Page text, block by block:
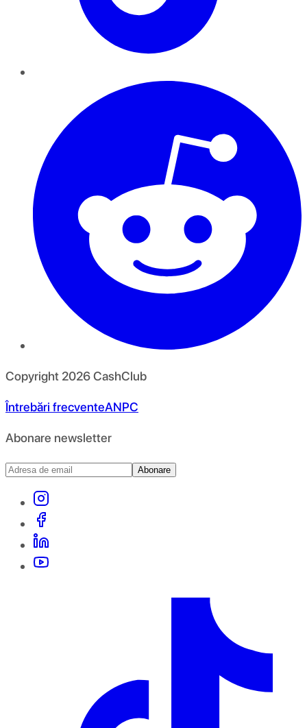
Copyright 2026CashClub
Întrebări frecventeANPC
Abonare newsletter
Abonare